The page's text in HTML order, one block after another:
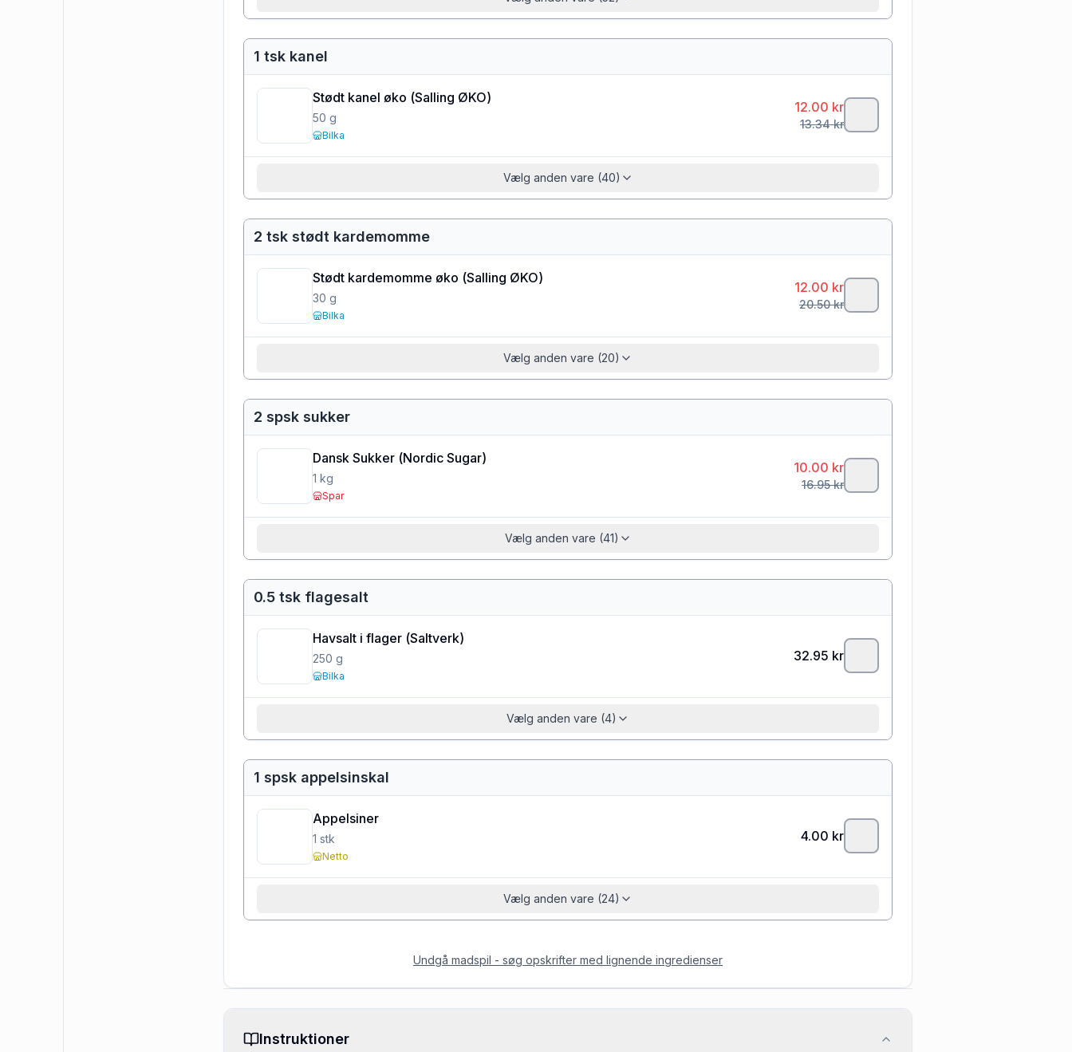
1 tsk kanel
Stødt kanel øko (Salling ØKO)
50 g
Bilka
12.00 kr
13.34kr
Vælg anden vare (40)
2 tsk stødt kardemomme
Stødt kardemomme øko (Salling ØKO)
30 g
Bilka
12.00 kr
20.50kr
Vælg anden vare (20)
2 spsk sukker
Dansk Sukker (Nordic Sugar)
1 kg
Spar
10.00 kr
16.95kr
Vælg anden vare (41)
0.5 tsk flagesalt
Havsalt i flager (Saltverk)
250 g
Bilka
32.95 kr
Vælg anden vare (4)
1 spsk appelsinskal
Appelsiner
1 stk
Netto
4.00 kr
Vælg anden vare (24)
Undgå madspil - søg opskrifter med lignende ingredienser
Instruktioner